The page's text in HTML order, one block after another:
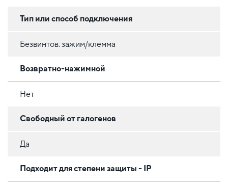
Тип или способ подключения
Безвинтов. зажим/клемма
Возвратно-нажимной
Нет
Свободный от галогенов
Да
Подходит для степени защиты - IP